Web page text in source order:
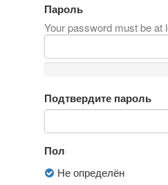
Пароль
Your password must be at
Подтвердите пароль
Пол
Не определён